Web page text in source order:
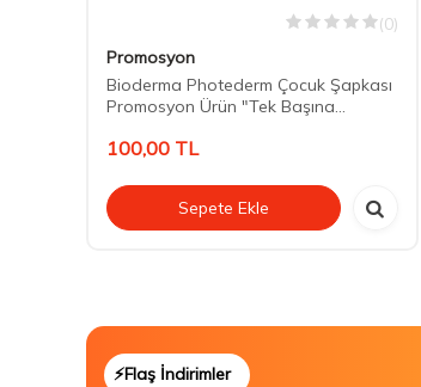
(0)
Promosyon
Bioderma Photederm Çocuk Şapkası
Promosyon Ürün "Tek Başına
100,00 TL
Sepete Ekle
⚡Flaş İndirimler